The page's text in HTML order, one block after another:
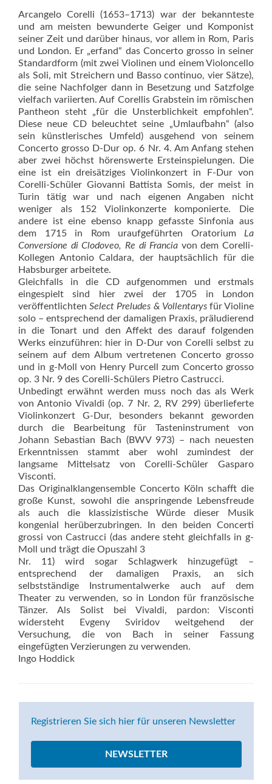
Arcangelo Corelli (1653–1713) war der bekannteste
und am meisten bewunderte Geiger und Komponist
seiner Zeit und darüber hinaus, vor allem in Rom, Paris
und London. Er „erfand“ das Concerto grosso in seiner
Standardform (mit zwei Violinen und einem Violoncello
als Soli, mit Streichern und Basso continuo, vier Sätze),
die seine Nachfolger dann in Besetzung und Satzfolge
vielfach variierten. Auf Corellis Grabstein im römischen
Pantheon steht „für die Unsterblichkeit empfohlen“.
Diese neue CD beleuchtet seine „Umlaufbahn“ (also
sein künstlerisches Umfeld) ausgehend von seinem
Concerto grosso D-Dur op. 6 Nr. 4. Am Anfang stehen
aber zwei höchst hörenswerte Ersteinspielungen. Die
eine ist ein dreisätziges Violinkonzert in F-Dur von
Corelli-Schüler Giovanni Battista Somis, der meist in
Turin tätig war und nach eigenen Angaben nicht
weniger als 152 Violinkonzerte komponierte. Die
andere ist eine ebenso knapp gefasste Sinfonia aus
dem 1715 in Rom uraufgeführten Oratorium La
Conversione di Clodoveo, Re di Francia von dem Corelli-
Kollegen Antonio Caldara, der hauptsächlich für die
Habsburger arbeitete.
Gleichfalls in die CD aufgenommen und erstmals
eingespielt sind hier zwei der 1705 in London
veröffentlichtenSelect Preludes & Vollentarysfür Violine
solo – entsprechend der damaligen Praxis, präludierend
in die Tonart und den Affekt des darauf folgenden
Werks einzuführen: hier in D-Dur von Corelli selbst zu
seinem auf dem Album vertretenen Concerto grosso
und in g-Moll von Henry Purcell zum Concerto grosso
op. 3 Nr. 9 des Corelli-Schülers Pietro Castrucci.
Unbedingt erwähnt werden muss noch das als Werk
von Antonio Vivaldi (op. 7 Nr. 2, RV 299) überlieferte
Violinkonzert G-Dur, besonders bekannt geworden
durch die Bearbeitung für Tasteninstrument von
Johann Sebastian Bach (BWV 973) – nach neuesten
Erkenntnissen stammt aber wohl zumindest der
langsame Mittelsatz von Corelli-Schüler Gasparo
Visconti.
Das Originalklangensemble Concerto Köln schafft die
große Kunst, sowohl die anspringende Lebensfreude
als auch die klassizistische Würde dieser Musik
kongenial herüberzubringen. In den beiden Concerti
grossi von Castrucci (das andere steht gleichfalls in g-
Moll und trägt die Opuszahl 3
Nr. 11) wird sogar Schlagwerk hinzugefügt –
entsprechend der damaligen Praxis, an sich
selbstständige Instrumentalwerke auch auf dem
Theater zu verwenden, so in London für französische
Tänzer. Als Solist bei Vivaldi, pardon: Visconti
widersteht Evgeny Sviridov weitgehend der
Versuchung, die von Bach in seiner Fassung
eingefügten Verzierungen zu verwenden.
Ingo Hoddick
Registrieren Sie sich hier für unseren Newsletter
NEWSLETTER